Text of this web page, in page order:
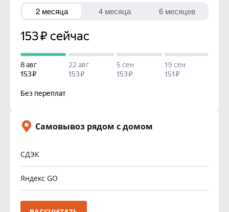
Самовывоз рядом с домом
СДЭК
Яндекс GO